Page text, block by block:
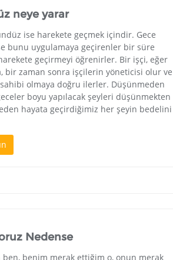
neye yarar
ise harekete geçmek içindir. Gece
bunu uygulamaya geçirenler bir süre
geçirmeyi öğrenirler. Bir işçi, eğer
bir zaman sonra işçilerin yöneticisi olur ve
olmaya doğru ilerler. Düşünmeden
boyu yapılacak şeyleri düşünmekten
hayata geçirdiğimiz her şeyin bedelini
Nedense
benim merak ettiğim o, onun merak